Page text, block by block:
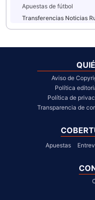
Apuestas de fútbol
Transferencias Noticias
Aviso de
Política
Política de
Transparencia de
Apuestas